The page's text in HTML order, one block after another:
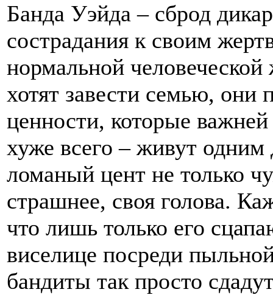
Банда Уэйда – сброд
сострадания к своим
нормальной
хотят завести семью, они
ценности, которые важней
хуже всего – живут
ломаный цент не только
страшнее, своя голова.
что лишь только его
виселице посреди
бандиты так просто